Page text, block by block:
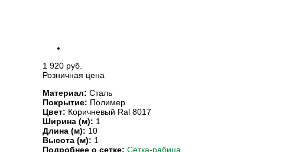
1 920 руб.
Розничная цена
Материал: Сталь
Покрытие: Полимер
Цвет: Коричневый Ral 8017
Ширина (м): 1
Длина (м): 10
Высота (м): 1
Подробнее о сетке: Сетка-рабица